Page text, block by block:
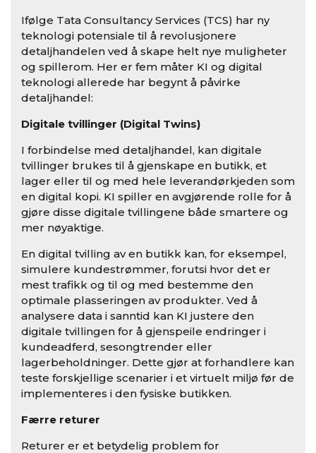
Ifølge Tata Consultancy Services (TCS) har ny
teknologi potensiale til å revolusjonere
detaljhandelen ved å skape helt nye muligheter
og spillerom. Her er fem måter KI og digital
teknologi allerede har begynt å påvirke
detaljhandel:
Digitale tvillinger (Digital Twins)
I forbindelse med detaljhandel, kan digitale
tvillinger brukes til å gjenskape en butikk, et
lager eller til og med hele leverandørkjeden som
en digital kopi. KI spiller en avgjørende rolle for å
gjøre disse digitale tvillingene både smartere og
mer nøyaktige.
En digital tvilling av en butikk kan, for eksempel,
simulere kundestrømmer, forutsi hvor det er
mest trafikk og til og med bestemme den
optimale plasseringen av produkter. Ved å
analysere data i sanntid kan KI justere den
digitale tvillingen for å gjenspeile endringer i
kundeadferd, sesongtrender eller
lagerbeholdninger. Dette gjør at forhandlere kan
teste forskjellige scenarier i et virtuelt miljø før de
implementeres i den fysiske butikken.
Færre returer
Returer er et betydelig problem for